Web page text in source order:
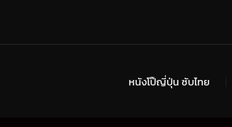
หนังโป๊ญี่ปุ่น ซับไทย